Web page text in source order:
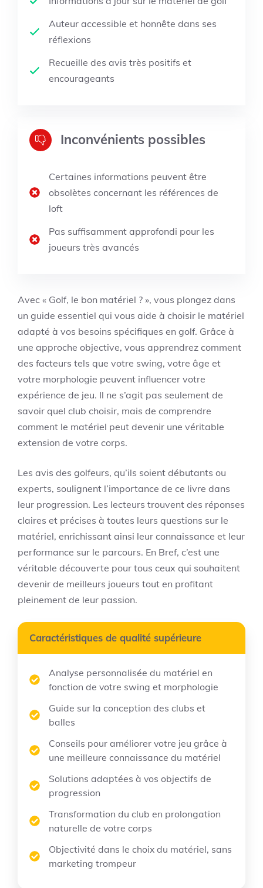
Auteur accessible et honnête dans ses
réflexions
Recueille des avis très positifs et
encourageants
Inconvénients possibles
Certaines informations peuvent être
obsolètes concernant les références de
loft
Pas suffisamment approfondi pour les
joueurs très avancés
Avec « Golf, le bon matériel ? », vous plongez dans
un guide essentiel qui vous aide à choisir le matériel
adapté à vos besoins spécifiques en golf. Grâce à
une approche objective, vous apprendrez comment
des facteurs tels que votre swing, votre âge et
votre morphologie peuvent influencer votre
expérience de jeu. Il ne s’agit pas seulement de
savoir quel club choisir, mais de comprendre
comment le matériel peut devenir une véritable
extension de votre corps.
Les avis des golfeurs, qu’ils soient débutants ou
experts, soulignent l’importance de ce livre dans
leur progression. Les lecteurs trouvent des réponses
claires et précises à toutes leurs questions sur le
matériel, enrichissant ainsi leur connaissance et leur
performance sur le parcours. En Bref, c’est une
véritable découverte pour tous ceux qui souhaitent
devenir de meilleurs joueurs tout en profitant
pleinement de leur passion.
Caractéristiques de qualité supérieure
Analyse personnalisée du matériel en
fonction de votre swing et morphologie
Guide sur la conception des clubs et
balles
Conseils pour améliorer votre jeu grâce à
une meilleure connaissance du matériel
Solutions adaptées à vos objectifs de
progression
Transformation du club en prolongation
naturelle de votre corps
Objectivité dans le choix du matériel, sans
marketing trompeur